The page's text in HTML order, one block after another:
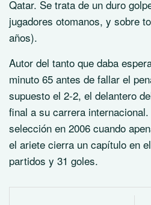
Qatar. Se trata de un duro
jugadores otomanos, y sobre
años).
Autor del tanto que daba
minuto 65 antes de fallar el
supuesto el 2-2, el delantero
final a su carrera
selección en 2006 cuando
el ariete cierra un capítulo en
partidos y 31 goles.